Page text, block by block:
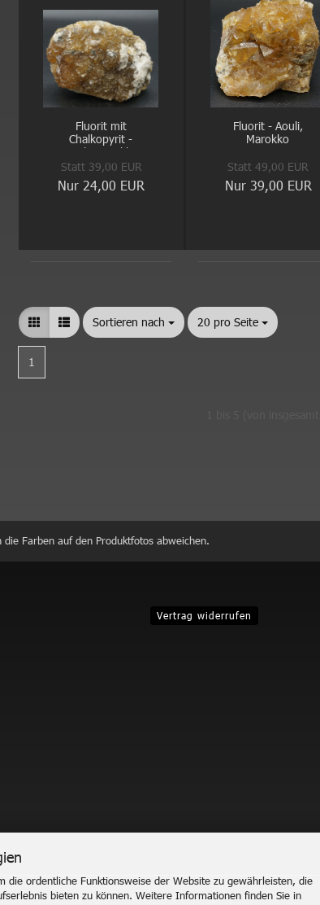
ordentliche Funktionsweise der Website zu gewährleisten, die
bieten zu können. Weitere Informationen finden Sie in
Fluorit mit
Chalkopyrit -
Aouli, Marokko
Statt 39,00 EUR
Nur 24,00 EUR
Fluorit - Aouli,
Marokko
Statt 49,00 EUR
Nur 39,00 EUR
Sortieren nach
Sortieren nach 20 pro Seite
pro Seite
1
Farben auf den Produktfotos abweichen.
Vertrag widerrufen
Onlineshop erstellenmit Gambio.de © 2026